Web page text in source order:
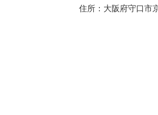
住所：大阪府守口市